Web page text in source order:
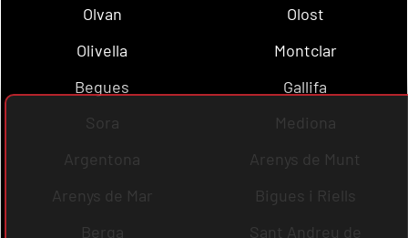
Olvan
Olost
Olivella
Montclar
Begues
Gallifa
Sora
Mediona
Argentona
Arenys de Munt
Arenys de Mar
Bigues i Riells
Berga
Sant Andreu de